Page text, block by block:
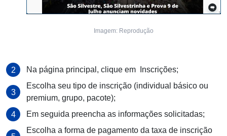
Imagem: Reprodução
Na página principal, clique em Inscrições;
Escolha seu tipo de inscrição (individual básico ou
premium, grupo, pacote);
Em seguida preencha as informações solicitadas;
Escolha a forma de pagamento da taxa de inscrição